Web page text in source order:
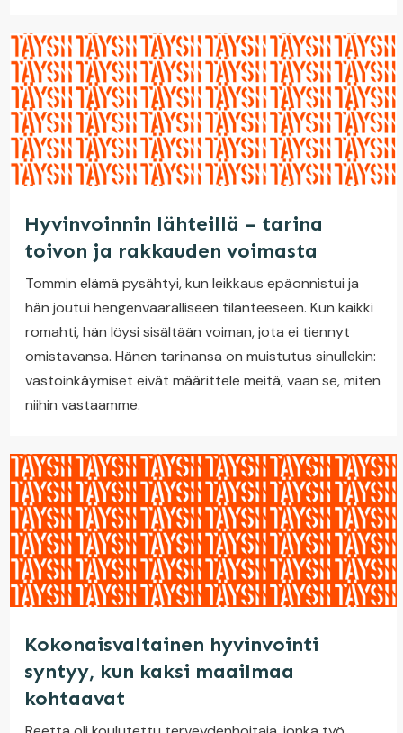
Hyvinvoinnin lähteillä – tarina
toivon ja rakkauden voimasta
Tommin elämä pysähtyi, kun leikkaus epäonnistui ja
hän joutui hengenvaaralliseen tilanteeseen. Kun kaikki
romahti, hän löysi sisältään voiman, jota ei tiennyt
omistavansa. Hänen tarinansa on muistutus sinullekin:
vastoinkäymiset eivät määrittele meitä, vaan se, miten
niihin vastaamme.
Kokonaisvaltainen hyvinvointi
syntyy, kun kaksi maailmaa
kohtaavat